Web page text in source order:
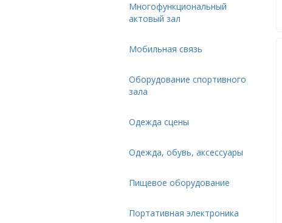
Многофункциональный
актовый зал
Мобильная связь
Оборудование спортивного
зала
Одежда сцены
Одежда, обувь, аксессуары
Пищевое оборудование
Портативная электроника